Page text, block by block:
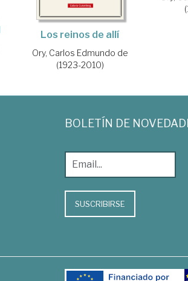
Los reinos de allí
Ory, Carlos Edmundo de
(1923-2010)
BOLETÍN DE
SUSCRIBIRSE